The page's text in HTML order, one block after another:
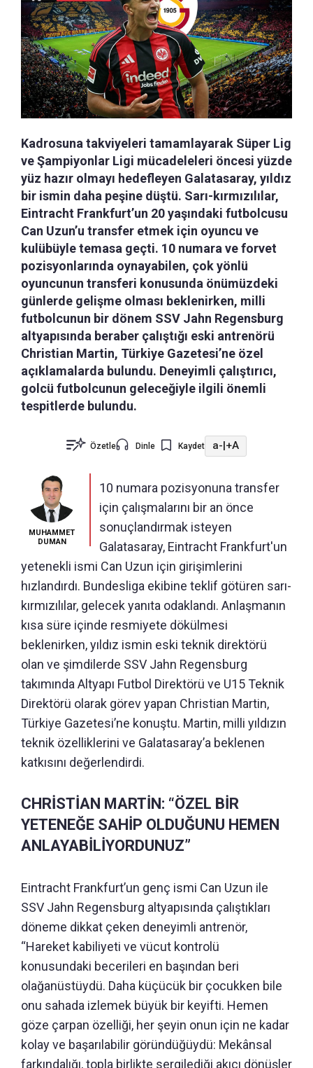
Kadrosuna takviyeleri tamamlayarak Süper Lig
ve Şampiyonlar Ligi mücadeleleri öncesi yüzde
yüz hazır olmayı hedefleyen Galatasaray, yıldız
bir ismin daha peşine düştü. Sarı-kırmızılılar,
Eintracht Frankfurt’un 20 yaşındaki futbolcusu
Can Uzun’u transfer etmek için oyuncu ve
kulübüyle temasa geçti. 10 numara ve forvet
pozisyonlarında oynayabilen, çok yönlü
oyuncunun transferi konusunda önümüzdeki
günlerde gelişme olması beklenirken, milli
futbolcunun bir dönem SSV Jahn Regensburg
altyapısında beraber çalıştığı eski antrenörü
Christian Martin, Türkiye Gazetesi’ne özel
açıklamalarda bulundu. Deneyimli çalıştırıcı,
golcü futbolcunun geleceğiyle ilgili önemli
tespitlerde bulundu.
Özetle Dinle Kaydet a- +A
MUHAMMET
DUMAN
10 numara pozisyonuna transfer
için çalışmalarını bir an önce
sonuçlandırmak isteyen
Galatasaray, Eintracht Frankfurt'un
yetenekli ismi Can Uzun için girişimlerini
hızlandırdı. Bundesliga ekibine teklif götüren sarı-
kırmızılılar, gelecek yanıta odaklandı. Anlaşmanın
kısa süre içinde resmiyete dökülmesi
beklenirken, yıldız ismin eski teknik direktörü
olan ve şimdilerde SSV Jahn Regensburg
takımında Altyapı Futbol Direktörü ve U15 Teknik
Direktörü olarak görev yapan Christian Martin,
Türkiye Gazetesi’ne konuştu. Martin, milli yıldızın
teknik özelliklerini ve Galatasaray’a beklenen
katkısını değerlendirdi.
CHRİSTİAN MARTİN: “ÖZEL BİR
YETENEĞE SAHİP OLDUĞUNU HEMEN
ANLAYABİLİYORDUNUZ”
Eintracht Frankfurt’un genç ismi Can Uzun ile
SSV Jahn Regensburg altyapısında çalıştıkları
döneme dikkat çeken deneyimli antrenör,
“Hareket kabiliyeti ve vücut kontrolü
konusundaki becerileri en başından beri
olağanüstüydü. Daha küçücük bir çocukken bile
onu sahada izlemek büyük bir keyifti. Hemen
göze çarpan özelliği, her şeyin onun için ne kadar
kolay ve başarılabilir göründüğüydü: Mekânsal
farkındalığı, topla birlikte sergilediği akıcı dönüşler